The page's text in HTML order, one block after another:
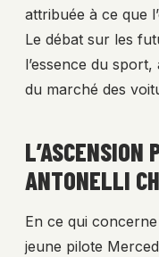
attribuée à ce que
Le débat sur les
l’essence du
du marché des
L’ASCENSION
ANTONELLI
En ce qui concerne
jeune pilote